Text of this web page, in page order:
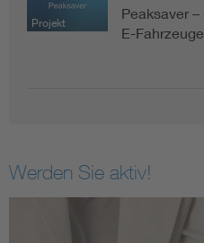
Projekt
Peaksaver
E-
Werden Sie aktiv!